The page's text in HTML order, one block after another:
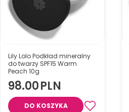
Lily Lolo Podkład mineralny
do twarzy SPF15 Warm
Peach 10g
98.00PLN
DO KOSZYKA